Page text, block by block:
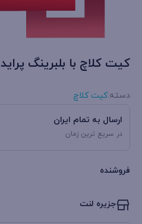
کیت کلاچ با بلبرینگ پراید
دسته:کیت کلاچ
ارسال به تمام ایران
در سریع ترین زمان
فروشنده
جزیره لنت